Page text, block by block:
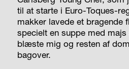
til at starte i Euro-Toques-
makker lavede et bragende
specielt en suppe med
blæste mig og resten af
bagover.